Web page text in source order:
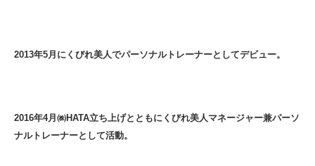
2013年5月にくびれ美人でパーソナルトレーナーとしてデビュー。
2016年4月㈱HATA立ち上げとともにくびれ美人マネージャー兼パーソ
ナルトレーナーとして活動。